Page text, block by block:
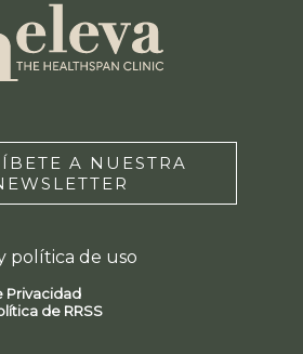
A NUESTRA
política de uso
Privacidad
de RRSS